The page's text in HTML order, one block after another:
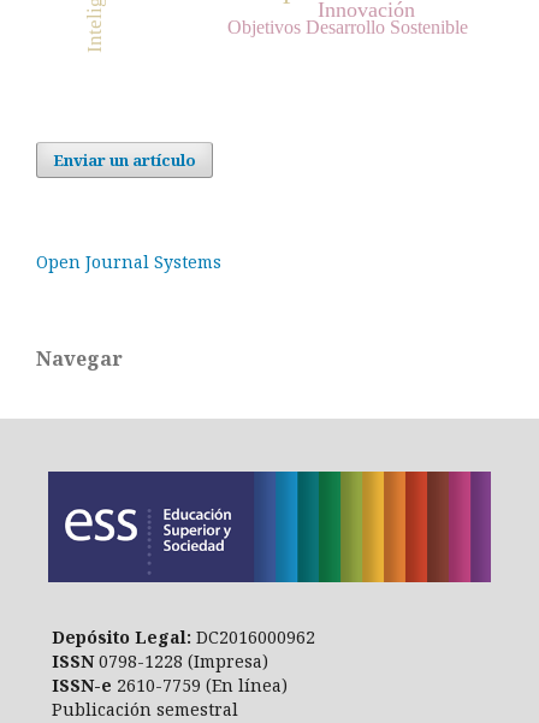
Innovación
Objetivos Desarrollo Sostenible
Enviar un artículo
Open Journal Systems
Navegar
Depósito Legal: DC2016000962
ISSN0798-1228 (Impresa)
ISSN-e 2610-7759 (En línea)
Publicación semestral